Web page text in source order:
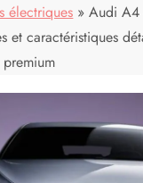
électriques » Audi A4
et caractéristiques